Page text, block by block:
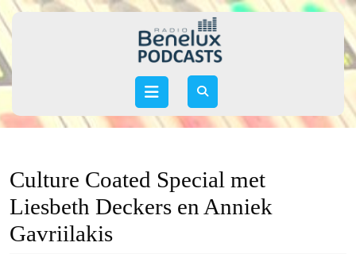
Skip
to
Open
Culture Coated Special met
Liesbeth Deckers en Anniek
Gavriilakis